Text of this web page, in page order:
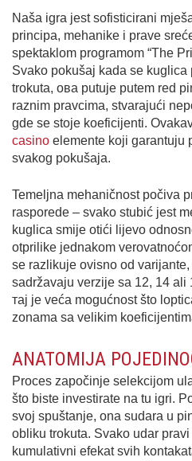
Naša igra jest sofisticirani
principa, mehanike i prave
spektaklom programom “The
Svako pokušaj kada se kuglica
trokuta, ова putuje putem red
raznim pravcima, stvarajući
gde se stoje koeficijenti.
casino elemente koji garantuju
svakog pokušaja.
Temeljna mehaničnost počiva
rasporede – svako stubić јest
kuglica smije otići lijevo
otprilike jednakom
se razlikuje ovisno od
sadržavaju verzije sa 12, 14 аli
тај je veća mogućnost što
zonama sa velikim
ANATOMIJA
Proces započinje selekcijom
što biste investirate na tu igri.
svoj spuštanje, ona sudarа u
obliku trokuta. Svako udar
kumulativni efekat svih